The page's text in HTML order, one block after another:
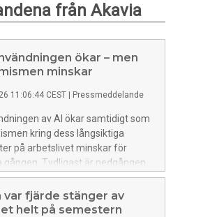
från Akavia
ökar – men
minskar
11:06:44 CEST Pressmeddelande
av AI ökar samtidigt som
kring dess långsiktiga
på arbetslivet minskar för
gången. Tydligast är nedgången
akademiker, senaste året
under 30 år som är positivt
till AI:s långsiktiga effekter på
var fjärde stänger av
helt på semestern